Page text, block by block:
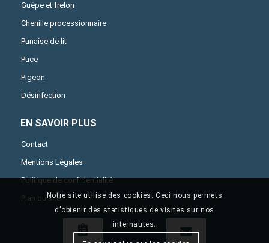
Guêpe et frelon
Chenille processionnaire
Punaise de lit
Puce
Pigeon
Désinfection
EN SAVOIR PLUS
Contact
Mentions Légales
Politique de confidentialité
Plan du siteNotre site utilise des cookies. Ceci nous permets
d'obtenir des statistiques de visites sur nos
internautes.